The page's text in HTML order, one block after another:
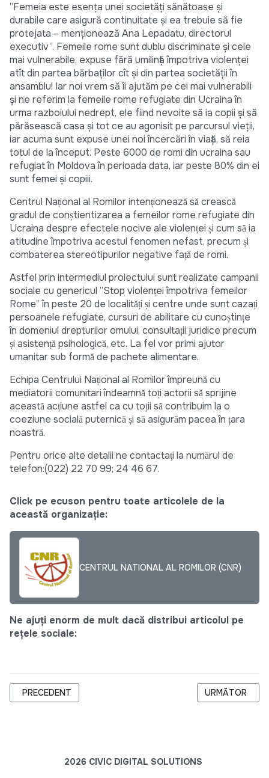
”Femeia este esența unei societăți sănătoase și
durabile care asigură continuitate și ea trebuie să fie
protejata – menționează Ana Lepadatu, directorul
executiv”. Femeile rome sunt dublu discriminate și cele
mai vulnerabile, expuse fără umilință împotriva violenței
atît din partea bărbaților cît și din partea societății în
ansamblu! Iar noi vrem să îi ajutăm pe cei mai vulnerabili
și ne referim la femeile rome refugiate din Ucraina în
urma razboiului nedrept, ele fiind nevoite să ia copii și să
părăsească casa și tot ce au agonisit pe parcursul vieții,
iar acuma sunt expuse unei noi încercări în viață, să reia
totul de la început. Peste 6000 de romi din ucraina sau
refugiat în Moldova în perioada data, iar peste 80% din ei
sunt femei și copiii.
Centrul Național al Romilor intenționează să crească
gradul de conștientizarea a femeilor rome refugiate din
Ucraina despre efectele nocive ale violenței și cum să ia
atitudine împotriva acestui fenomen nefast, precum și
combaterea stereotipurilor negative față de romi.
Astfel prin intermediul proiectului sunt realizate campanii
sociale cu genericul ”Stop violenței împotriva femeilor
Rome” în peste 20 de localități și centre unde sunt cazați
persoanele refugiate, cursuri de abilitare cu cunoștințe
în domeniul drepturilor omului, consultații juridice precum
și asistență psihologică, etc. La fel vor primi ajutor
umanitar sub formă de pachete alimentare.
Echipa Centrului Național al Romilor împreună cu
mediatorii comunitari îndeamnă toți actorii să sprijine
această acțiune astfel ca cu toții să contribuim la o
coeziune socială puternică și să asigurăm pacea în țara
noastră.
Pentru orice alte detalii ne contactaţi la numărul de
telefon:(022) 22 70 99; 24 46 67.
Click pe ecuson pentru toate articolele de la
această organizație:
CENTRUL NATIONAL AL ROMILOR (CNR)
Ne ajuți enorm de mult dacă distribui articolul pe
rețele sociale:
ARTICOL PRECEDENT: INOVAȚIE ȘI SCHIMB DE EXPERIENȚĂ
PRECEDENT ARTICOLUL
URMĂTOR
2026 CIVIC DIGITAL SOLUTIONS